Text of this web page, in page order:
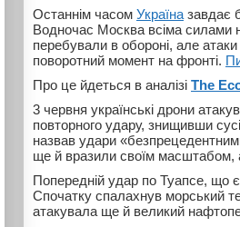
Останнім часом Україна завдає
Водночас Москва всіма силами
перебували в обороні, але
поворотний момент на фронті.
Про це йдеться в аналізі The
3 червня українські дрони
повторного удару, знищивши
назвав удари
ще й вразили своїм масштабом,
Попередній удар по Туапсе, що
Спочатку спалахнув морський
атакувала ще й великий